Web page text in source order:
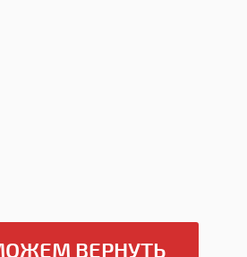
ВЕРНУТЬ